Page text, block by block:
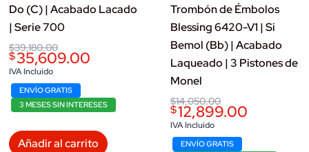
Do (C) | Acabado Lacado
| Serie 700
$39,180.00
Original
price
was:
$39,180.00.
$35,609.00
Current
price
is:
$35,609.00.
IVA Incluido
ENVÍO GRATIS
3 MESES SIN INTERESES
Añadir al carrito
Trombón de Émbolos
Blessing 6420-V1 | Si
Bemol (Bb) | Acabado
Laqueado | 3 Pistones de
Monel
$14,050.00
Original
price
was:
$14,050.00.
$12,899.00
Current
price
is:
$12,899.00.
IVA Incluido
ENVÍO GRATIS